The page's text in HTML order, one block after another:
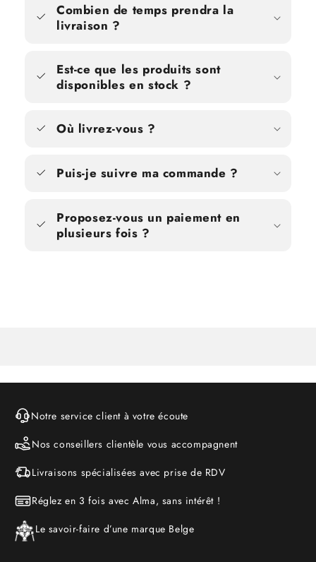
Combien de temps prendra la
livraison ?
Est-ce que les produits sont
disponibles en stock ?
Où livrez-vous ?
Puis-je suivre ma commande ?
Proposez-vous un paiement en
plusieurs fois ?
Notre service client à votre écoute
Nos conseillers clientèle vous accompagnent
Livraisons spécialisées avec prise de RDV
Réglez en 3 fois avec Alma, sans intérêt !
Le savoir-faire d’une marque Belge